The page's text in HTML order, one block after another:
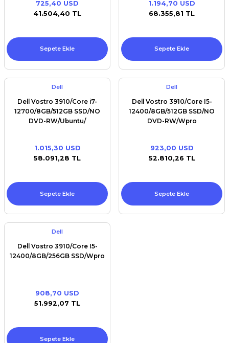
/ XPS+GPU
725,40 USD
41.504,40 TL
Sepete Ekle
1.194,70 USD
68.355,81 TL
Sepete Ekle
Dell
Dell Vostro 3910/Core i7-
12700/8GB/512GB SSD/NO
DVD-RW/Ubuntu/
1.015,30 USD
58.091,28 TL
Sepete Ekle
Dell
Dell Vostro 3910/Core I5-
12400/8GB/512GB SSD/NO
DVD-RW/Wpro
923,00 USD
52.810,26 TL
Sepete Ekle
Dell
Dell Vostro 3910/Core I5-
12400/8GB/256GB SSD/Wpro
908,70 USD
51.992,07 TL
Sepete Ekle